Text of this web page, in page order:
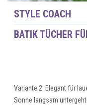
STYLE COACH
BATIK TÜCHER
Variante 2: Elegant für
Sonne langsam